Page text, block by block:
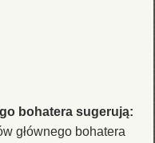
bohatera sugerują:
głównego bohatera